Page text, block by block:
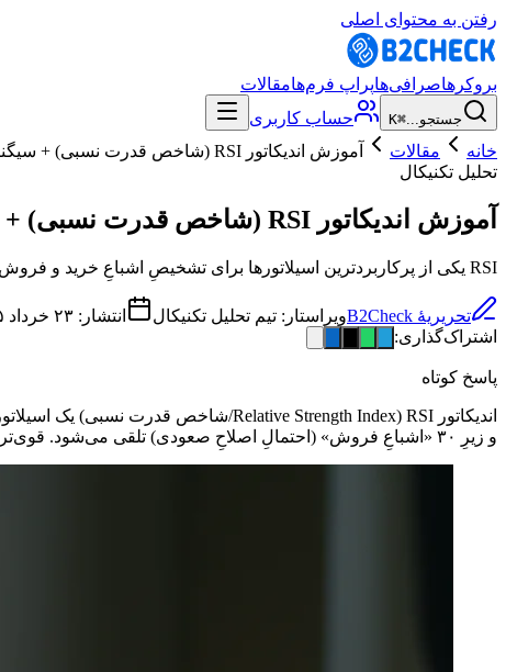
رفتن به محتوای اصلی
بروکرهاصرافی‌هاپراپ فرم‌هامقالات
جستجو...⌘K
حساب کاربری
خانه
مقالات
آموزش اندیکاتور RSI (شاخص قدرت نسبی) + سیگنال‌ها
تحلیل تکنیکال
آموزش اندیکاتور RSI (شاخص قدرت نسبی) + سیگنال‌ها
RSI یکی از پرکاربردترین اسیلاتورها برای تشخیصِ اشباعِ خرید و فروش است. نحوهٔ خواندن، سطوحِ کلیدی و سیگنالِ واگرایی را آموزش می‌دهیم.
تحریریهٔ B2Check ویراستار: تیم تحلیل تکنیکال انتشار: ۲۳ خرداد ۱۴۰۵
اشتراک‌گذاری:
پاسخ کوتاه
و زیرِ ۳۰ «اشباعِ فروش» (احتمالِ اصلاحِ صعودی) تلقی می‌شود. قوی‌ترین سیگنالِ آن، «واگرایی» بین RSI و قیمت است.